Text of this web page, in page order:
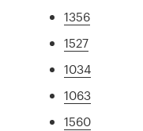
1356
1527
1034
1063
1560